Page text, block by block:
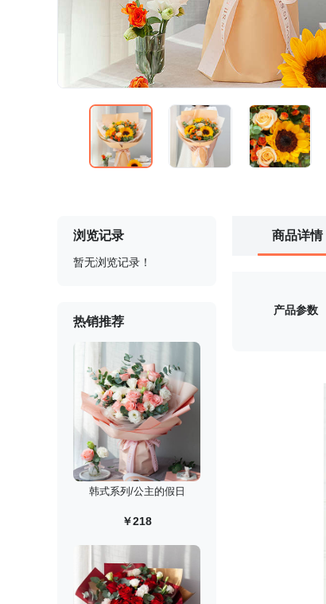
浏览记录
暂无浏览记录！
热销推荐
韩式系列/公主的假日
￥218
商品详情
产品参数